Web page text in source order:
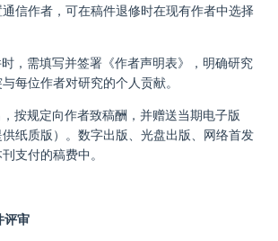
信作者，可在稿件退修时在现有作者中选择
，需填写并签署《作者声明表》，明确研究
每位作者对研究的个人贡献。
按规定向作者致稿酬，并赠送当期电子版
供纸质版）。数字出版、光盘出版、网络首发
支付的稿费中。
评审